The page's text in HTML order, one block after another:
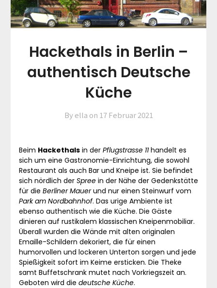
Hackethals in Berlin –
authentisch Deutsche
Küche
By ella on 17 Februar 2021
Beim Hackethalsin der Pflugstrasse 11handelt es
sich um eine Gastronomie-Einrichtung, die sowohl
Restaurant als auch Bar und Kneipe ist. Sie befindet
sich nördlich der Spreein der Nähe der Gedenkstätte
für die Berliner Mauerund nur einen Steinwurf vom
Park am Nordbahnhof. Das urige Ambiente ist
ebenso authentisch wie die Küche. Die Gäste
dinieren auf rustikalem klassischen Kneipenmobiliar.
Überall wurden die Wände mit alten originalen
Emaille-Schildern dekoriert, die für einen
humorvollen und lockeren Unterton sorgen und jede
Spießigkeit sofort im Keime ersticken. Die Theke
samt Buffetschrank mutet nach Vorkriegszeit an.
Geboten wird die deutsche Küche.